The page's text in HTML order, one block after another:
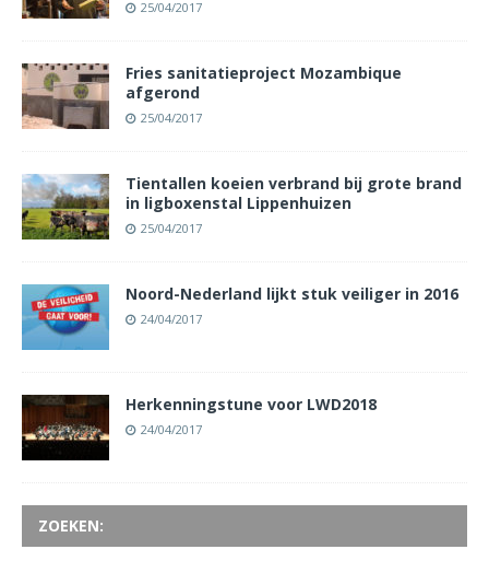
25/04/2017
Fries sanitatieproject Mozambique
afgerond
25/04/2017
Tientallen koeien verbrand bij grote brand
in ligboxenstal Lippenhuizen
25/04/2017
Noord-Nederland lijkt stuk veiliger in 2016
24/04/2017
Herkenningstune voor LWD2018
24/04/2017
ZOEKEN: